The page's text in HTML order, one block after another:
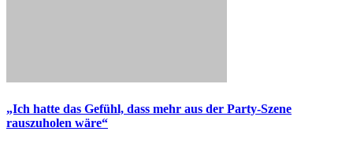
„Ich hatte das Gefühl, dass mehr aus der Party-Szene
rauszuholen wäre“